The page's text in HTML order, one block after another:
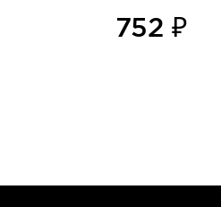
752 ₽